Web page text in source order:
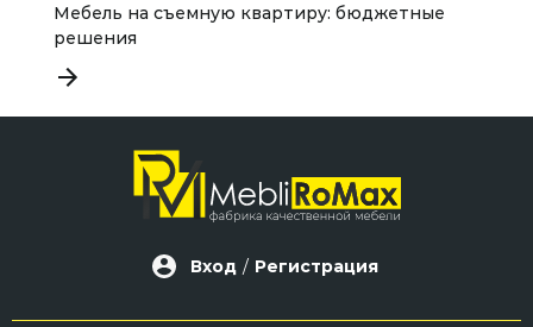
Мебель на съемную квартиру: бюджетные
решения
Вход / Регистрация